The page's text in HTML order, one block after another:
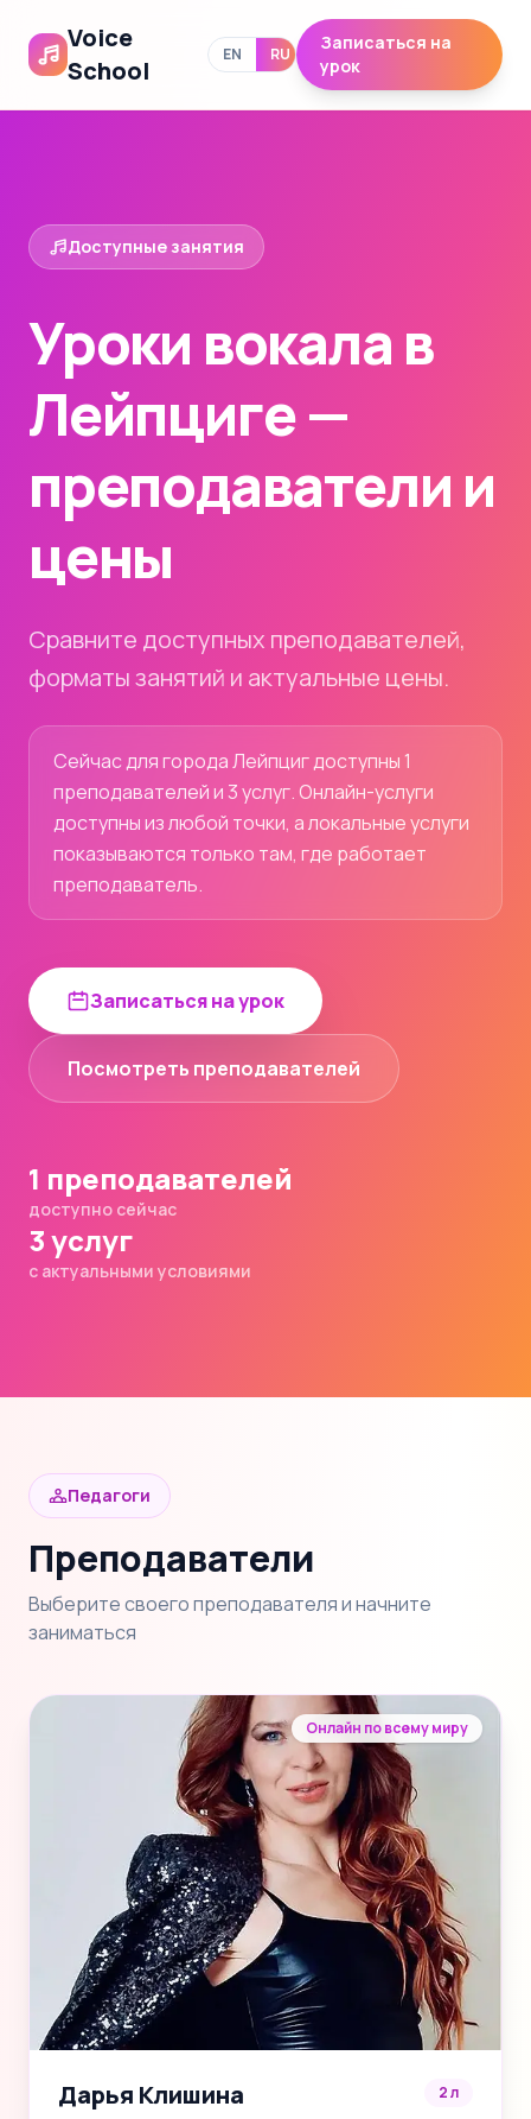
Voice
School
EN RU
Записаться на
урок
Доступные занятия
Уроки вокала в
Лейпциге —
преподаватели и
цены
Сравните доступных преподавателей,
форматы занятий и актуальные цены.
Сейчас для города Лейпциг доступны 1
преподавателей и 3 услуг. Онлайн-услуги
доступны из любой точки, а локальные услуги
показываются только там, где работает
преподаватель.
Записаться на урок
Посмотреть преподавателей
1 преподавателей
доступно сейчас
3 услуг
с актуальными условиями
Педагоги
Преподаватели
Выберите своего преподавателя и начните
заниматься
Онлайн по всему миру
Дарья Клишина 2 л